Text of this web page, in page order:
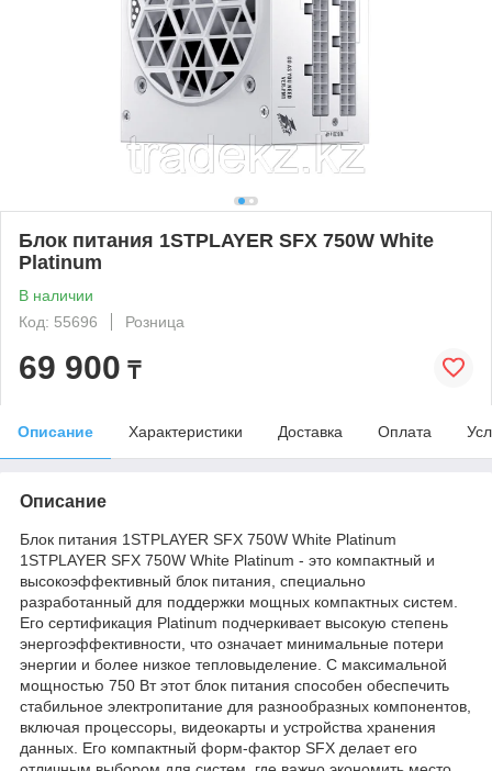
Блок питания 1STPLAYER SFX 750W White
Platinum
В наличии
Код: 55696
Розница
69 900 ₸
Описание Характеристики Доставка Оплата
Описание
Блок питания 1STPLAYER SFX 750W White Platinum
1STPLAYER SFX 750W White Platinum - это компактный и
высокоэффективный блок питания, специально
разработанный для поддержки мощных компактных систем.
Его сертификация Platinum подчеркивает высокую степень
энергоэффективности, что означает минимальные потери
энергии и более низкое тепловыделение. С максимальной
мощностью 750 Вт этот блок питания способен обеспечить
стабильное электропитание для разнообразных компонентов,
включая процессоры, видеокарты и устройства хранения
данных. Его компактный форм-фактор SFX делает его